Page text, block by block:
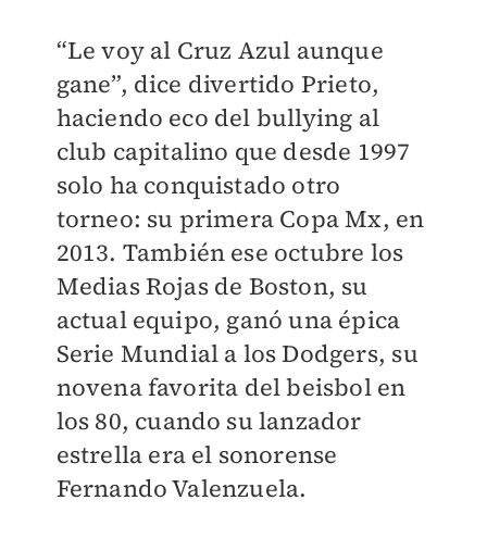
“Le voy al Cruz Azul aunque
gane”, dice divertido Prieto,
haciendo eco del bullying al
club capitalino que desde 1997
solo ha conquistado otro
torneo: su primera Copa Mx, en
2013. También ese octubre los
Medias Rojas de Boston, su
actual equipo, ganó una épica
Serie Mundial a los Dodgers, su
novena favorita del beisbol en
los 80, cuando su lanzador
estrella era el sonorense
Fernando Valenzuela.